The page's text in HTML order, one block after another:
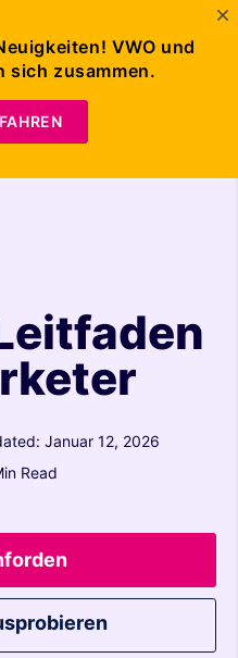
ANFORDERN
Januar 12, 2026
Read
VWO und
sich zusammen.